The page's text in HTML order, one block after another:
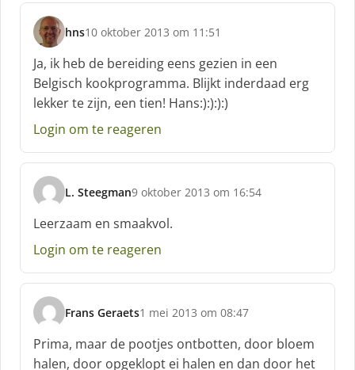
hns
s
c
h
r
e
e
:
10 oktober 2013 om 11:51
Ja, ik heb de bereiding eens gezien in een
Belgisch kookprogramma. Blijkt inderdaad erg
lekker te zijn, een tien! Hans:):):):)
Login om te reageren
L. Steegman
s
c
h
r
e
f
:
9 oktober 2013 om 16:54
Leerzaam en smaakvol.
Login om te reageren
Frans Geraets
s
c
h
1 mei 2013 om 08:47
Prima, maar de pootjes ontbotten, door bloem
halen, door opgeklopt ei halen en dan door het